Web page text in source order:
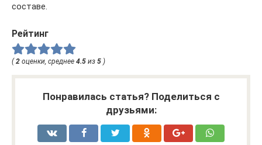
составе.
Рейтинг
(2 оценки, среднее 4.5 из 5 )
Понравилась статья? Поделиться с
друзьями: